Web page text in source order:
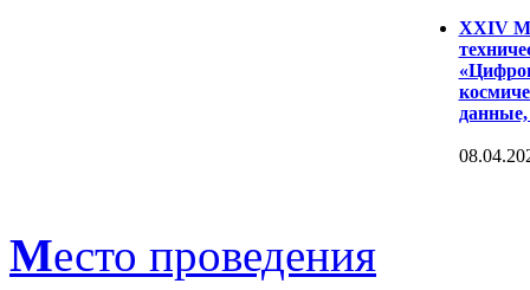
XXIV
данные,
Место проведения